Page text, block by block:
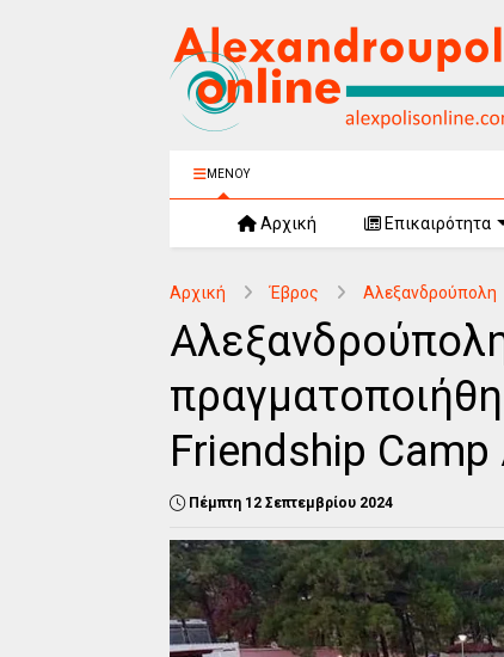
ΜΕΝΟΥ
Αρχική Επικαιρότητα
Αρχική Έβρος Αλεξανδρούπολη
Friendship
Πέμπτη 12 Σεπτεμβρίου 2024